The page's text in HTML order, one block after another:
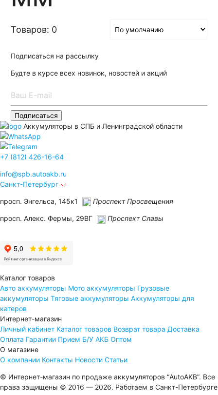
Товаров: 0
Подписаться на рассылку
Будте в курсе всех новинок, новостей и акций
Подписаться
Аккумуляторы в СПБ и Ленинградской области
+7 (812) 426-16-64
info@spb.autoakb.ru
Санкт-Петербург
просп. Энгельса, 145к1 Проспект Просвещения
просп. Алекс. Фермы, 29ВГ Проспект Славы
Каталог товаров
Авто аккумуляторы Мото аккумуляторы Грузовые
аккумуляторы Тяговые аккумуляторы Аккумуляторы для
катеров
Интернет-магазин
Личный кабинет Каталог товаров Возврат товара Доставка
Оплата Гарантии Прием Б/У АКБ Оптом
О магазине
О компании Контакты Новости Статьи
© Интернет-магазин по продаже аккумуляторов “AutoAKB”. Все
права защищены © 2016 — 2026. Работаем в Санкт-Петербурге